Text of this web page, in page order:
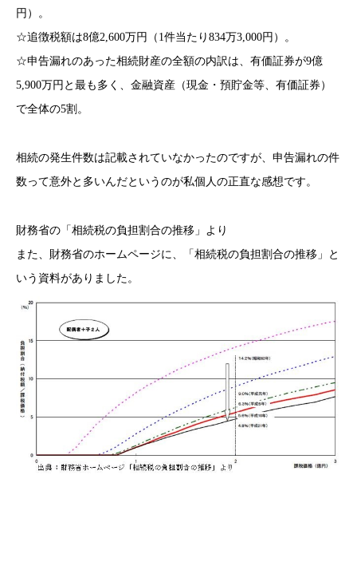
円）。
☆追徴税額は8億2,600万円（1件当たり834万3,000円）。
☆申告漏れのあった相続財産の全額の内訳は、有価証券が9億
5,900万円と最も多く、金融資産（現金・預貯金等、有価証券）
で全体の5割。
相続の発生件数は記載されていなかったのですが、申告漏れの件
数って意外と多いんだというのが私個人の正直な感想です。
財務省の「相続税の負担割合の推移」より
また、財務省のホームページに、「相続税の負担割合の推移」
と
いう資料がありました。